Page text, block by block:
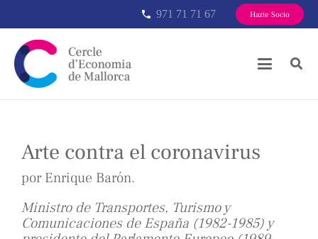
phone 971 71 71 67 Hazte Socio
Arte contra el coronavirus
por Enrique Barón.
Ministro de Transportes, Turismo y
Comunicaciones de España (1982-1985) y